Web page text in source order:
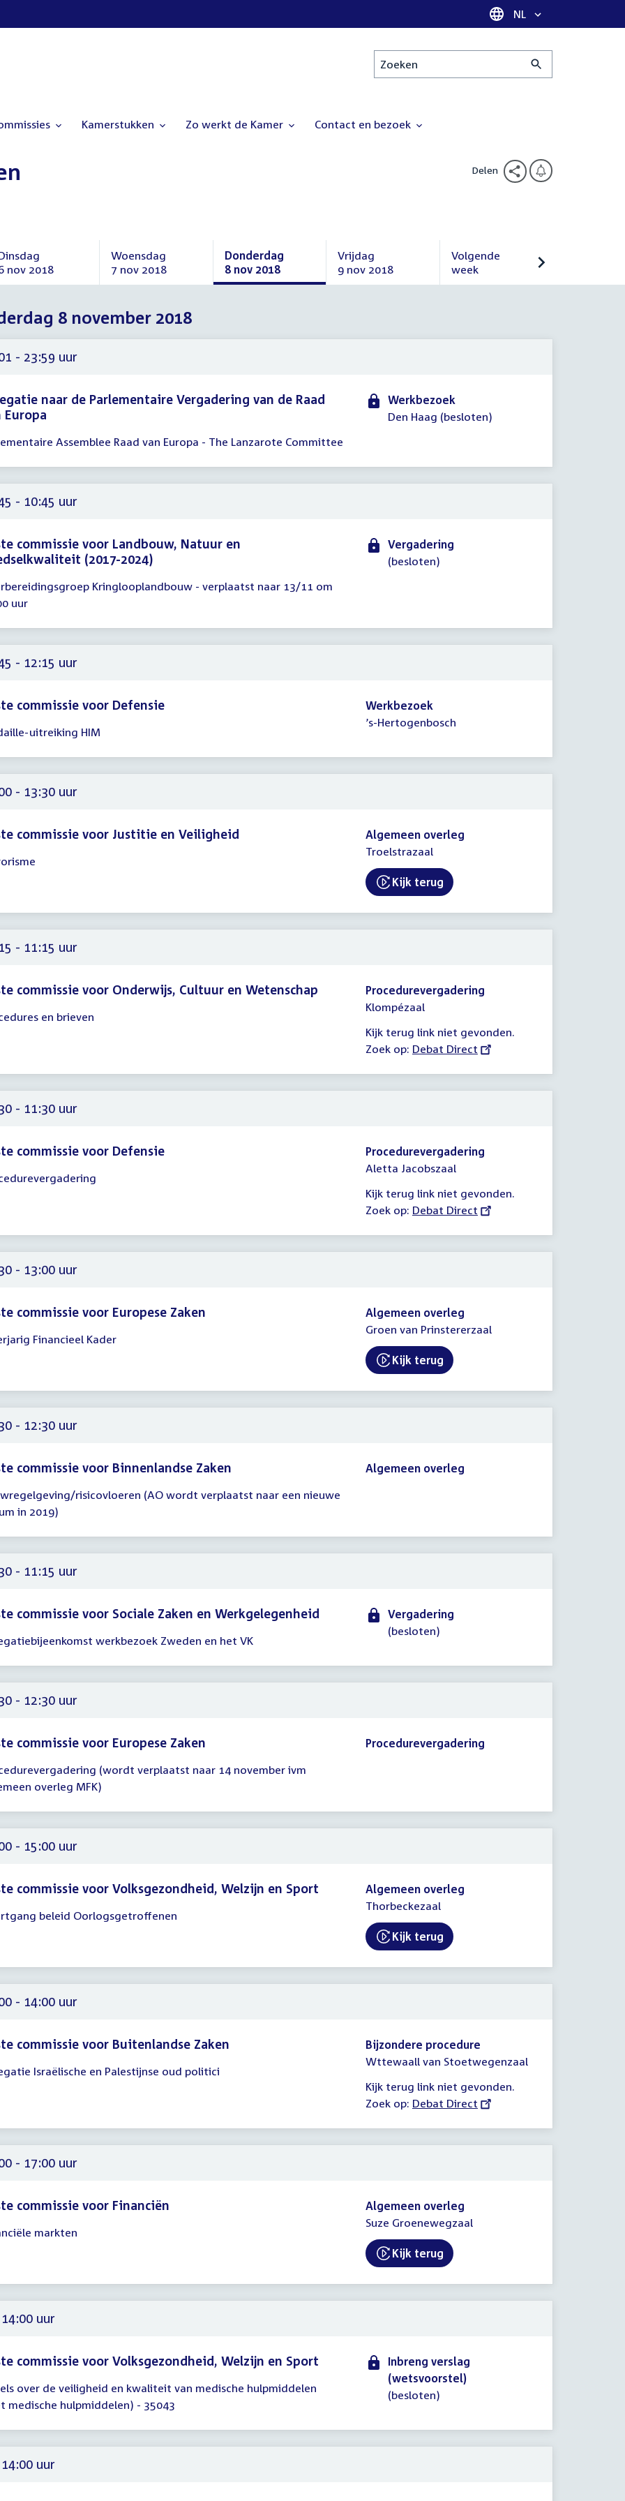
Taal selectie
NL
Zoeken
Kamerstukken Zo werkt de Kamer Contact en bezoek
Delen
nov 2018
november
Woensdag
7 nov 2018
Woensdag
november
2018
Donderdag
8 nov 2018
Donderdag
Vrijdag
9 nov 2018
Vrijdag
Volgende
week
Volgende
8 november 2018
- 23:59 uur
naar de Parlementaire Vergadering van de Raad
Europa
Assemblee Raad van Europa - The Lanzarote Committee
Werkbezoek
Den Haag (besloten)
- 10:45 uur
commissie voor Landbouw, Natuur en
(2017-2024)
Kringlooplandbouw - verplaatst naar 13/11 om
uur
Vergadering
(besloten)
- 12:15 uur
commissie voor Defensie
uitreiking HIM
Werkbezoek
’s-Hertogenbosch
- 13:30 uur
commissie voor Justitie en Veiligheid
Algemeen overleg
Troelstrazaal
External link:
Kijk terug
- 11:15 uur
commissie voor Onderwijs, Cultuur en Wetenschap
en brieven
Procedurevergadering
Klompézaal
Kijk terug link niet gevonden.
Zoek op: External
Debat Direct
- 11:30 uur
commissie voor Defensie
Procedurevergadering
Aletta Jacobszaal
Kijk terug link niet gevonden.
Zoek op: External
Debat Direct
- 13:00 uur
commissie voor Europese Zaken
Financieel Kader
Algemeen overleg
Groen van Prinstererzaal
External link:
Kijk terug
- 12:30 uur
commissie voor Binnenlandse Zaken
risicovloeren (AO wordt verplaatst naar een nieuwe
in 2019)
Algemeen overleg
- 11:15 uur
commissie voor Sociale Zaken en Werkgelegenheid
werkbezoek Zweden en het VK
Vergadering
(besloten)
- 12:30 uur
commissie voor Europese Zaken
(wordt verplaatst naar 14 november ivm
overleg MFK)
Procedurevergadering
- 15:00 uur
commissie voor Volksgezondheid, Welzijn en Sport
beleid Oorlogsgetroffenen
Algemeen overleg
Thorbeckezaal
External link:
Kijk terug
- 14:00 uur
commissie voor Buitenlandse Zaken
Israëlische en Palestijnse oud politici
Bijzondere procedure
Wttewaall van Stoetwegenzaal
Kijk terug link niet gevonden.
Zoek op: External
Debat Direct
- 17:00 uur
commissie voor Financiën
markten
Algemeen overleg
Suze Groenewegzaal
External link:
Kijk terug
uur
commissie voor Volksgezondheid, Welzijn en Sport
over de veiligheid en kwaliteit van medische hulpmiddelen
medische hulpmiddelen) - 35043
Inbreng verslag
(wetsvoorstel)
(besloten)
uur